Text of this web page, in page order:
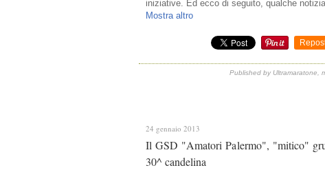
iniziative. Ed ecco di seguito, qualche
Mostra altro
Published by Ultramaratone,
24 gennaio 2013
Il GSD "Amatori Palermo", "mitico"
30^ candelina